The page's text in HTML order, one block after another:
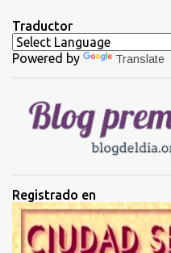
a
r
o
s
Traductor
Powered by Translate
Registrado en